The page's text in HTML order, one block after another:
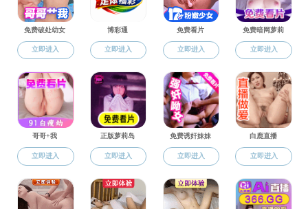
招生动态
学位点介绍
导师介绍
黑料网 2024年硕士
下一篇：黑料网 2024年硕士研究